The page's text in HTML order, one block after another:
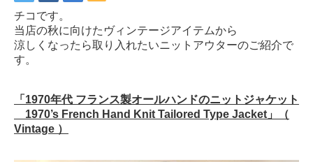
チコです。
当店の秋に向けたヴィンテージアイテムから
涼しくなったら取り入れたいニットアウターのご紹介で
す。
「 1970年代 フランス製オールハンドのニットジャケット
1970’s French Hand Knit Tailored Type Jacket 」（
Vintage ）